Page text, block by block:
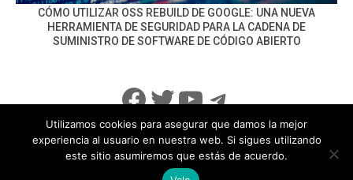
CÓMO UTILIZAR OSS REBUILD DE GOOGLE: UNA NUEVA
HERRAMIENTA DE SEGURIDAD PARA LA CADENA DE
SUMINISTRO DE SOFTWARE DE CÓDIGO ABIERTO
Facebook
Twitter
YouTube
Telegram
info@noticiasseguridad.com Política de Privacidad
Utilizamos cookies para asegurar que damos la mejor
experiencia al usuario en nuestra web. Si sigues utilizando
este sitio asumiremos que estás de acuerdo.